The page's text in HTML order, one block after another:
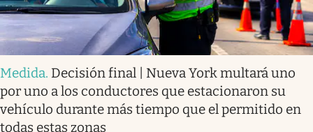
Medida. Decisión final | Nueva York multará uno
por uno a los conductores que estacionaron su
vehículo durante más tiempo que el permitido en
todas estas zonas